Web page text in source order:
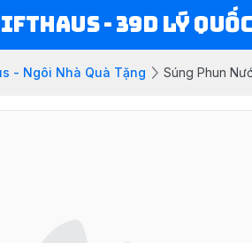
- 39D Lý
- Ngôi Nhà Quà Tặng Súng Phun